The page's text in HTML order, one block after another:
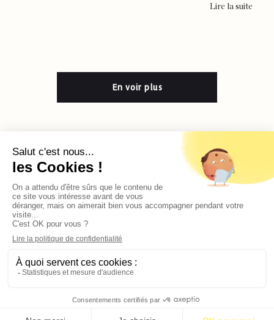
Lire la suite
En voir plus
Contact Qui sommes-nous ?
2026 © BASTILLE MEDIA |Mentions légales| Politique de confidentialité